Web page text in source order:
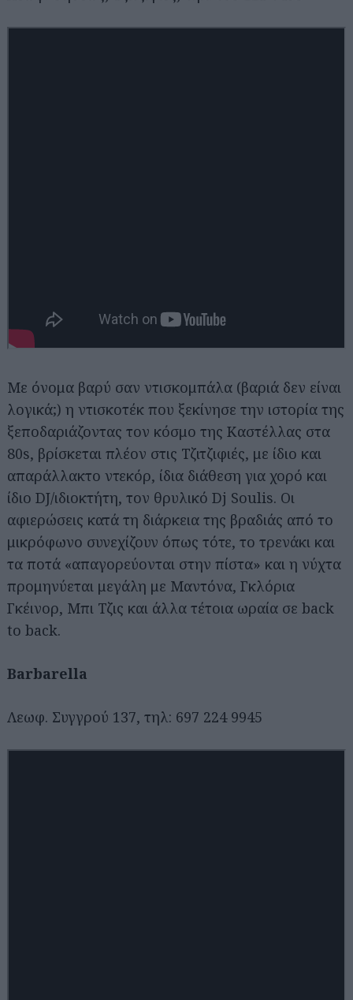
Με όνομα βαρύ σαν ντισκομπάλα (βαριά δεν είναι
λογικά;) η ντισκοτέκ που ξεκίνησε την ιστορία της
ξεποδαριάζοντας τον κόσμο της Καστέλλας στα
80s, βρίσκεται πλέον στις Τζιτζιφιές, με ίδιο και
απαράλλακτο ντεκόρ, ίδια διάθεση για χορό και
ίδιο DJ/ιδιοκτήτη, τον θρυλικό Dj Soulis. Οι
αφιερώσεις κατά τη διάρκεια της βραδιάς από το
μικρόφωνο συνεχίζουν όπως τότε, το τρενάκι και
τα ποτά «απαγορεύονται στην πίστα» και η νύχτα
προμηνύεται μεγάλη με Μαντόνα, Γκλόρια
Γκέινορ, Μπι Τζις και άλλα τέτοια ωραία σε back
to back.
Barbarella
Λεωφ. Συγγρού 137, τηλ: 697 224 9945